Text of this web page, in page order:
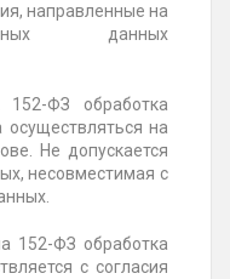
направленные на
данных
ФЗ обработка
на
Не допускается
несовместимая с
152-ФЗ обработка
с согласия